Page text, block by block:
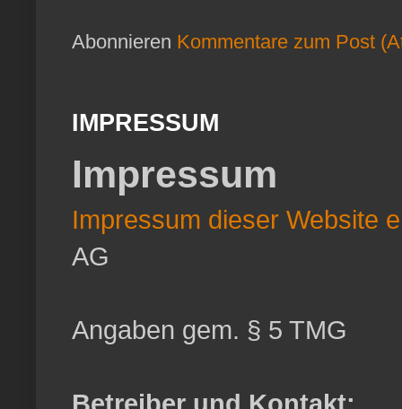
Abonnieren Kommentare zum Post
IMPRESSUM
Impressum
Impressum dieser Website
AG
Angaben gem. § 5 TMG